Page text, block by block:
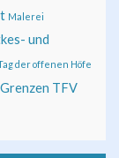
Malerei
und
der offenen Höfe
TFV